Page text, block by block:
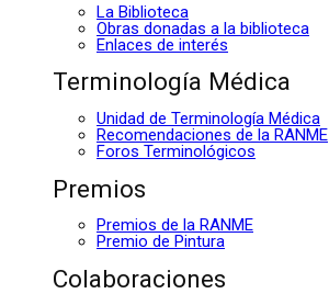
La Biblioteca
Obras donadas a la biblioteca
Enlaces de interés
Terminología Médica
Unidad de Terminología Médica
Recomendaciones de la RANME
Foros Terminológicos
Premios
Premios de la RANME
Premio de Pintura
Colaboraciones